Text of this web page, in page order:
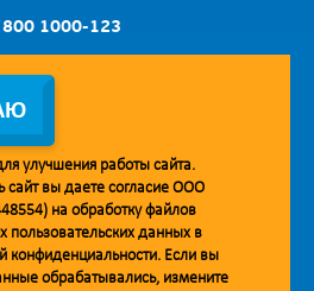
800 1000-123
на установку
приложение Vodorobot
улучшения работы сайта.
сайт вы даете согласие ООО
на обработку файлов
пользовательских данных в
конфиденциальности. Если вы
обрабатывались, измените